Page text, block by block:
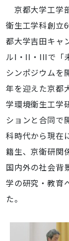
京都大学工学
衛生工学科創立
都大学吉田キャ
ルI・II・IIIで「
シンポジウムを
年を迎えた京都
学環境衛生工学
ションと合同で
科時代から現在
籍生、京衛研関
国内外の社会背
学の研究・教育
た。